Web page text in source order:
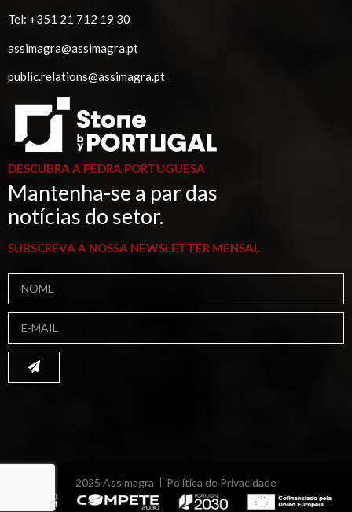
Tel: +351 21 712 19 30
assimagra@assimagra.pt
public.relations@assimagra.pt
DESCUBRA A PEDRA PORTUGUESA
Mantenha-se a par das
notícias do setor.
SUBSCREVA A NOSSA NEWSLETTER MENSAL
2025 Assimagra Política de Privacidade